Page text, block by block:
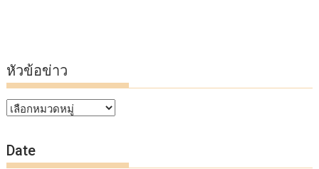
หัวข้อข่าว
หัวข้อ
Date